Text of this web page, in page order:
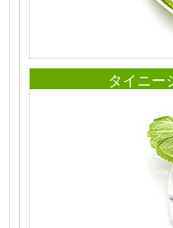
タイニー